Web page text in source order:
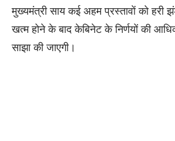
मुख्यमंत्री साय कई अहम प्रस्तावाें को
खत्म होने के बाद केबिनेट के निर्णयों की
साझा की जाएगी।